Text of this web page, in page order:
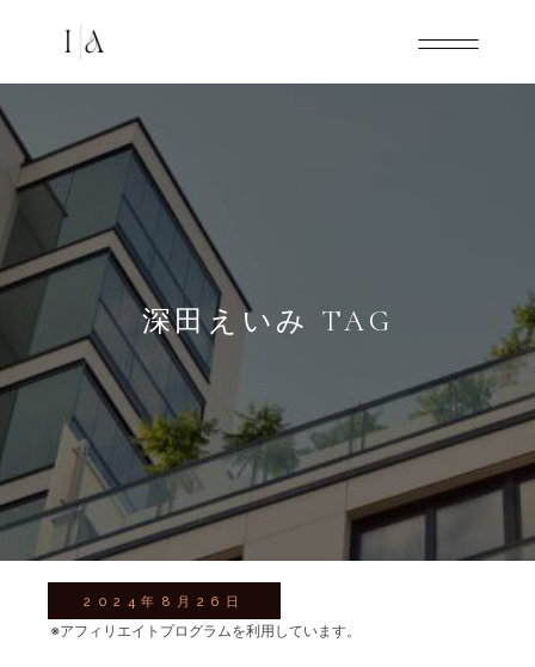
深田えいみ TAG
2024年8月26日
※アフィリエイトプログラムを利用しています。